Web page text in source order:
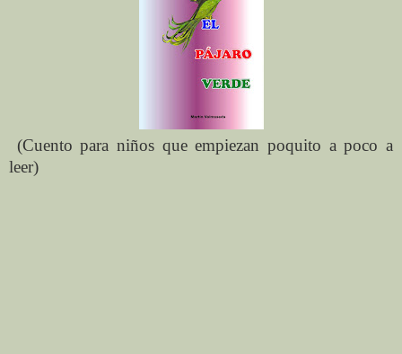
(Cuento para niños que empiezan poquito a poco a
leer)